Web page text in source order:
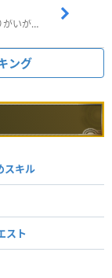
ペットを育ってポイ活しよう！可愛くやりがいがある新感覚アプリ
ング
スキル
スト